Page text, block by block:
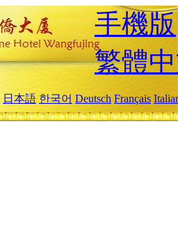
手機版
繁體
日本語 한국어 Deutsch Français